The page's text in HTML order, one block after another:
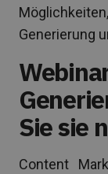
Generierung
Sie sie
Content